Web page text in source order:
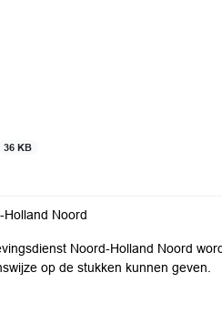
36 KB
Noord
Noord-Holland Noord
op de stukken kunnen geven.